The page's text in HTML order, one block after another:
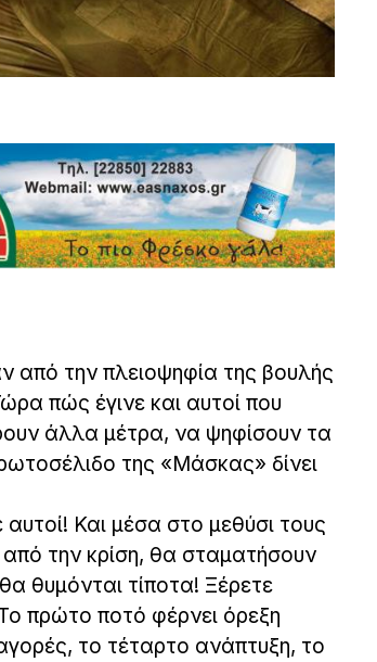
από την πλειοψηφία της βουλής
πώς έγινε και αυτοί που
άλλα μέτρα, να ψηφίσουν τα
της «Μάσκας» δίνει
Και μέσα στο μεθύσι τους
την κρίση, θα σταματήσουν
θυμόνται τίποτα! Ξέρετε
πρώτο ποτό φέρνει όρεξη
το τέταρτο ανάπτυξη, το